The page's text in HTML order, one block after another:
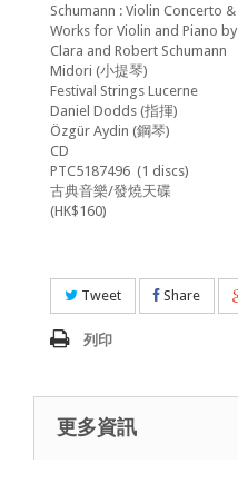
Schumann : Violin Concerto &
Works for Violin and Piano by
Clara and Robert Schumann
Midori (小提琴)
Festival Strings Lucerne
Daniel Dodds (指揮)
Özgür Aydin (鋼琴)
CD
PTC5187496 (1 discs)
古典音樂/發燒天碟
(HK$160)
Tweet Share
列印
更多資訊